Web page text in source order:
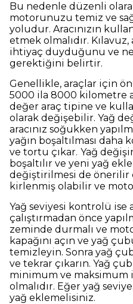
Bu nedenle düzenli
motorunuzu temiz ve
yoludur. Aracınızın
etmek olmalıdır.
ihtiyaç duyduğunu ve
gerektiğini belirtir.
Genellikle, araçlar için
5000 ila 8000 kilometre
değer araç tipine ve
olarak değişebilir. Yağ
aracınız soğukken
yağın boşaltılması daha
ve tortu çıkar. Yağ
boşaltılır ve yeni yağ
değiştirilmesi de önerilir
kirlenmiş olabilir ve
Yağ seviyesi kontrolü ise
çalıştırmadan önce
zeminde durmalı ve
kapağını açın ve yağ
temizleyin. Sonra yağ
ve tekrar çıkarın. Yağ
minimum ve maksimum
olmalıdır. Eğer yağ
yağ eklemelisiniz.